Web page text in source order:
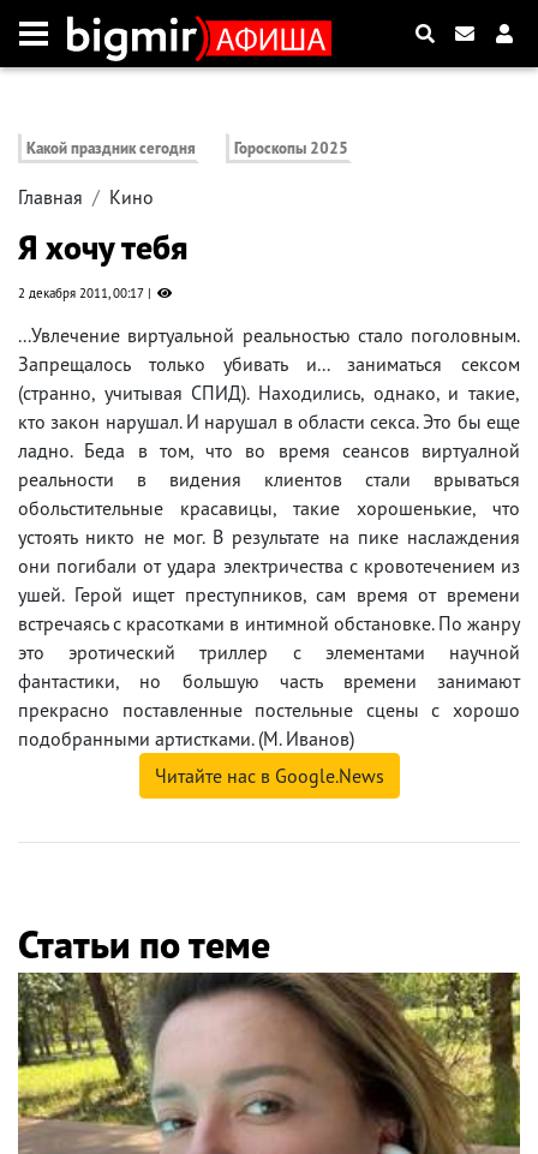
Какой праздник сегодня Гороскопы 2025
Главная Кино
Я хочу тебя
2 декабря 2011, 00:17
...Увлечение виртуальной реальностью стало поголовным.
Запрещалось только убивать и... заниматься сексом
(странно, учитывая СПИД). Находились, однако, и такие,
кто закон нарушал. И нарушал в области секса. Это бы еще
ладно. Беда в том, что во время сеансов виртуалной
реальности в видения клиентов стали врываться
обольстительные красавицы, такие хорошенькие, что
устоять никто не мог. В результате на пике наслаждения
они погибали от удара электричества с кровотечением из
ушей. Герой ищет преступников, сам время от времени
встречаясь с красотками в интимной обстановке. По жанру
это эротический триллер с элементами научной
фантастики, но большую часть времени занимают
прекрасно поставленные постельные сцены с хорошо
подобранными артистками. (М. Иванов)
Читайте нас в Google.News
Статьи по теме